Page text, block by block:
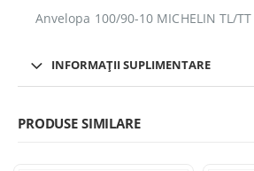
Anvelopa 100/90-10 MICHELIN TL/
INFORMAȚII SUPLIMENTARE
PRODUSE SIMILARE